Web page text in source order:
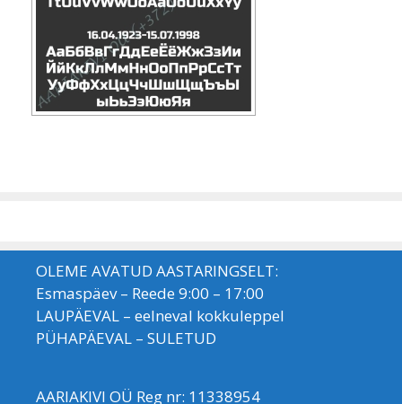
OLEME AVATUD AASTARINGSELT:
Esmaspäev – Reede 9:00 – 17:00
LAUPÄEVAL – eelneval kokkuleppel
PÜHAPÄEVAL – SULETUD
AARIAKIVI OÜ Reg nr: 11338954